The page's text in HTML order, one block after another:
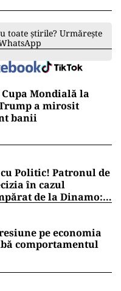
toate știrile? Urmărește
Mondială la
a mirosit
banii
Politic! Patronul de
în cazul
de la Dinamo:
pe economia
comportamentul